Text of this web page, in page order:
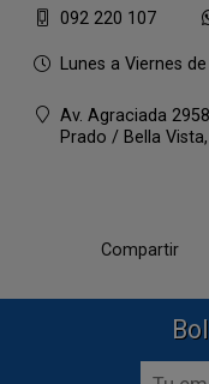
092 220 107
Lunes a Viernes
Av. Agraciada
Prado / Bella Vista,
Compartir